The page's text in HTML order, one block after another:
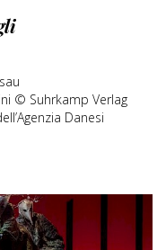
© Suhrkamp Verlag
Danesi